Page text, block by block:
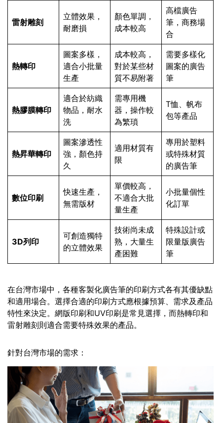
雷射雕刻
立體效果，
耐磨損
顏色單調，
成本較高
高檔廣告
筆，商務場
合
熱轉印
圖案多樣，
適合小批量
生產
成本較高，
對於某些材
質不易附著
需要多樣化
圖案的廣告
筆
熱膠膜轉印
適合於紡織
物品，耐水
洗
需專用機
器，操作較
為繁瑣
T恤、帆布
包等產品
熱昇華轉印
圖案滲透性
強，顏色持
久
適用材質有
限
專用於塑料
或特殊材質
的廣告筆
數位印刷
快速生產，
無需版材
單價較高，
不適合大批
量生產
小批量個性
化訂單
3D列印
可創造獨特
的立體效果
技術尚未成
熟，大量生
產困難
特殊設計或
限量版廣告
筆
在台灣市場中，各種客製化廣告筆的印刷方式各有其優缺點
和適用場合。選擇合適的印刷方式應根據預算、需求及產品
特性來決定。網版印刷和UV印刷是常見選擇，而熱轉印和
雷射雕刻則適合需要特殊效果的產品。
針對台灣市場的需求：